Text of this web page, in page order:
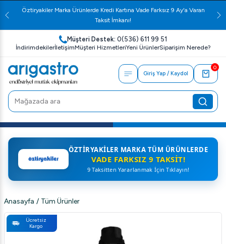
Öztiryakiler Marka Ürünlerde Kredi Kartına Vade Farksız 9 Ay'a Varan
Taksit İmkanı!
Müşteri Destek: 0(536) 611 99 51
İndirimdekilerİletişimMüşteri HizmetleriYeni ÜrünlerSiparişim Nerede?
Giriş Yap / Kaydol
0
ÖZTIRYAKILER MARKA TÜM ÜRÜNLERDE
VADE FARKSIZ 9 TAKSIT!
9 Taksitten Yararlanmak İçin Tıklayın!
Anasayfa / Tüm Ürünler
Ücretsiz
Kargo